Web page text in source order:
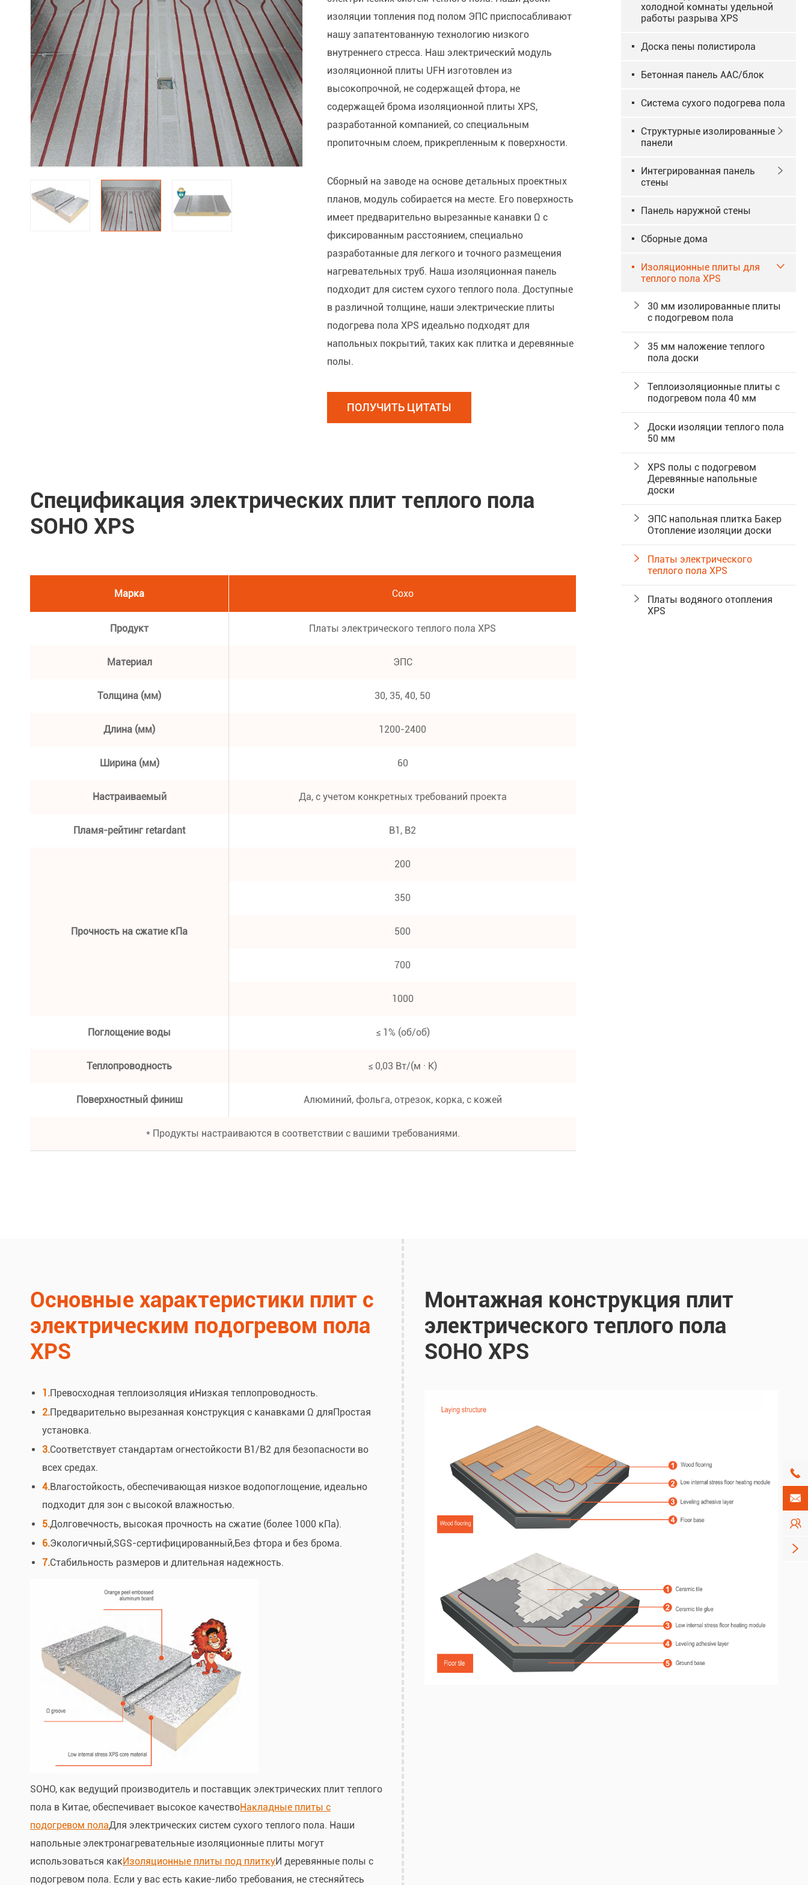
изоляции топления под полом ЭПС приспосабливают
нашу запатентованную технологию низкого
внутреннего стресса. Наш электрический модуль
изоляционной плиты UFH изготовлен из
высокопрочной, не содержащей фтора, не
содержащей брома изоляционной плиты XPS,
разработанной компанией, со специальным
пропиточным слоем, прикрепленным к поверхности.
Сборный на заводе на основе детальных проектных
планов, модуль собирается на месте. Его поверхность
имеет предварительно вырезанные канавки Ω с
фиксированным расстоянием, специально
разработанные для легкого и точного размещения
нагревательных труб. Наша изоляционная панель
подходит для систем сухого теплого пола. Доступные
в различной толщине, наши электрические плиты
подогрева пола XPS идеально подходят для
напольных покрытий, таких как плитка и деревянные
полы.
ПОЛУЧИТЬ ЦИТАТЫ
Спецификация электрических плит теплого пола
SOHO XPS
Марка Сохо
Продукт Платы электрического теплого пола XPS
Материал ЭПС
Толщина (мм) 30, 35, 40, 50
Длина (мм) 1200-2400
Ширина (мм) 60
Настраиваемый Да, с учетом конкретных требований проекта
Пламя-рейтинг retardant В1, В2
Прочность на сжатие кПа
200
350
500
700
1000
Поглощение воды ≤ 1% (об/об)
Теплопроводность ≤ 0,03 Вт/(м · К)
Поверхностный финиш Алюминий, фольга, отрезок, корка, с кожей
* Продукты настраиваются в соответствии с вашими требованиями.
холодной комнаты удельной
работы разрыва XPS
Доска пены полистирола
Бетонная панель AAC/блок
Система сухого подогрева пола
Структурные изолированные
панели

Интегрированная панель
стены

Панель наружной стены
Сборные дома
Изоляционные плиты для
теплого пола XPS


30 мм изолированные плиты
с подогревом пола

35 мм наложение теплого
пола доски

Теплоизоляционные плиты с
подогревом пола 40 мм

Доски изоляции теплого пола
50 мм

XPS полы с подогревом
Деревянные напольные
доски

ЭПС напольная плитка Бакер
Отопление изоляции доски

Платы электрического
теплого пола XPS

Платы водяного отопления
XPS
Основные характеристики плит с
электрическим подогревом пола
XPS
1.Превосходная теплоизоляция иНизкая теплопроводность.
2.Предварительно вырезанная конструкция с канавками Ω дляПростая
установка.
3.Соответствует стандартам огнестойкости B1/B2 для безопасности во
всех средах.
4.Влагостойкость, обеспечивающая низкое водопоглощение, идеально
подходит для зон с высокой влажностью.
5.Долговечность, высокая прочность на сжатие (более 1000 кПа).
6.Экологичный,SGS-сертифицированный,Без фтора и без брома.
7.Стабильность размеров и длительная надежность.
SOHO, как ведущий производитель и поставщик электрических плит теплого
пола в Китае, обеспечивает высокое качествоНакладные плиты с
подогревом полаДля электрических систем сухого теплого пола. Наши
напольные электронагревательные изоляционные плиты могут
использоваться какИзоляционные плиты под плиткуИ деревянные полы с
подогревом пола. Если у вас есть какие-либо требования, не стесняйтесь
Монтажная конструкция плит
электрического теплого пола
SOHO XPS



